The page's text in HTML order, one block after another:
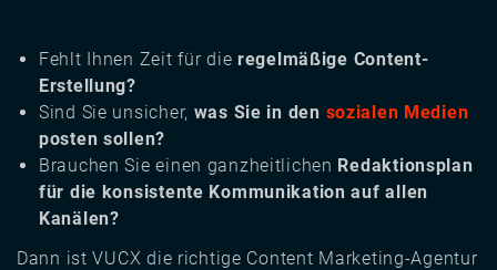
Fehlt Ihnen Zeit für die regelmäßige Content-
Erstellung?
Sind Sie unsicher, was Sie in den sozialen Medien
posten sollen?
Brauchen Sie einen ganzheitlichen Redaktionsplan
für die konsistente Kommunikation auf allen
Kanälen?
Dann ist VUCX die richtige Content Marketing-Agentur